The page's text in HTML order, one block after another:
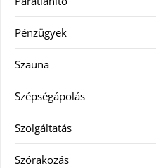
Pénzügyek
Szauna
Szépségápolás
Szolgáltatás
Szórakozás